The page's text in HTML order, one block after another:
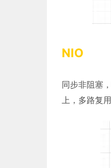
NIO
同步非阻塞
上，多路复